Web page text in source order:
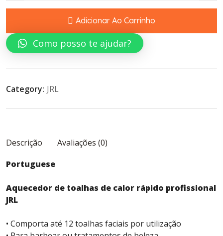
Adicionar Ao Carrinho
Como posso te ajudar?
Category: JRL
Descrição
Avaliações (0)
Portuguese
Aquecedor de toalhas de calor rápido profissional
JRL
• Comporta até 12 toalhas faciais por utilização